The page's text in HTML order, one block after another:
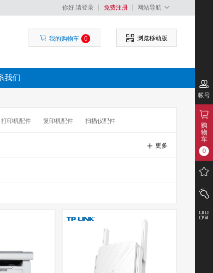
你好,请登录 免费注册 网站导航
我的购物车 0 浏览移动版
我们
打印机配件 复印机配件 扫描仪配件
更多
帐号
购
物
车
0